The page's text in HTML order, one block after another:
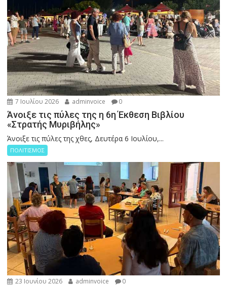
7 Ιουλίου 2026 adminvoice 0
Άνοιξε τις πύλες της η 6η Έκθεση Βιβλίου
«Στρατής Μυριβήλης»
Άνοιξε τις πύλες της χθες, Δευτέρα 6 Ιουλίου,...
ΠΟΛΙΤΙΣΜΟΣ
23 Ιουνίου 2026 adminvoice 0